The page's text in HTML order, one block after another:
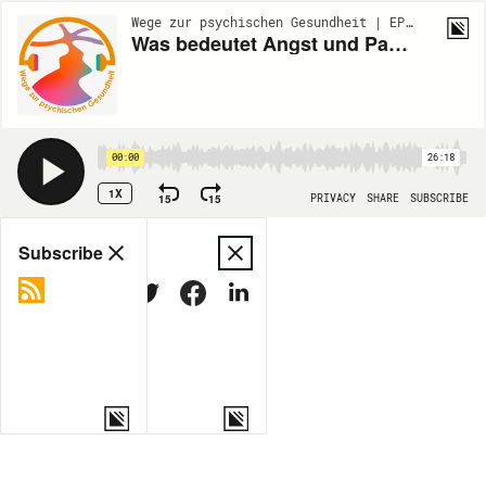
Wege zur psychischen Gesundheit | EP29
Was bedeutet Angst und Panikattacken?
00:00 26:18
1X 15 15 PRIVACY SHARE SUBSCRIBE
Share
MORE OPTIONS
Subscribe